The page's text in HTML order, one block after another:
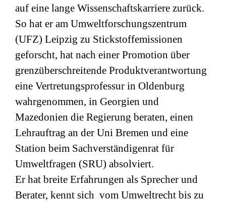
auf eine lange Wissenschaftskarriere zurück.
So hat er am Umweltforschungszentrum
(UFZ) Leipzig zu Stickstoffemissionen
geforscht, hat nach einer Promotion über
grenzüberschreitende Produktverantwortung
eine Vertretungsprofessur in Oldenburg
wahrgenommen, in Georgien und
Mazedonien die Regierung beraten, einen
Lehrauftrag an der Uni Bremen und eine
Station beim Sachverständigenrat für
Umweltfragen (SRU) absolviert.
Er hat breite Erfahrungen als Sprecher und
Berater, kennt sich vom Umweltrecht bis zu